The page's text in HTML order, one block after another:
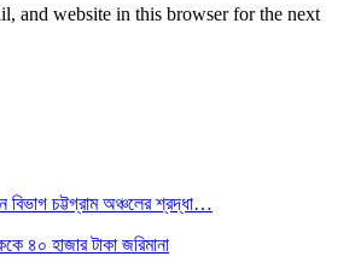
and website in this browser for the next
চট্টগ্রাম অঞ্চলের শ্রদ্ধা…
৪০ হাজার টাকা জরিমানা